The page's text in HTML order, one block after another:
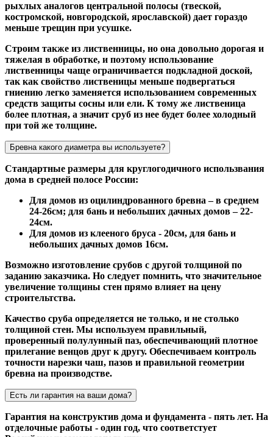
рыхлых аналогов центральной полосы (твеской,
костромской, новгородской, ярославской) дает гораздо
меньше трещин при усушке.
Строим также из лиственницы, но она довольно дорогая и
тяжелая в обработке, и поэтому использование
лиственницы чаще ограничивается подкладной доской,
так как свойство лиственицы меньше подвергаться
гниению легко заменяется использованием современных
средств защиты сосны или ели. К тому же лиственица
более плотная, а значит сруб из нее будет более холодный
при той же толщине.
Бревна какого диаметра вы используете?
Стандартные размеры для круглогодичного использвания
дома в средней полосе России:
Для домов из оцилиндрованного бревна – в среднем
24-26см; для бань и небольших дачных домов – 22-
24см.
Для домов из клееного бруса - 20см, для бань и
небольших дачных домов 16см.
Возможно изготовление срубов с другой толщиной по
заданию заказчика. Но следует помнить, что значительное
увеличение толщины стен прямо влияет на цену
строительтства.
Качество сруба определяется не только, и не столько
толщиной стен. Мы используем правильный,
проверенный полулунный паз, обеспечивающий плотное
прилегание венцов друг к другу. Обеспечиваем контроль
точности нарезки чаш, пазов и правильной геометрии
бревна на производстве.
Есть ли гарантия на ваши дома?
Гарантия на конструктив дома и фундамента - пять лет. На
отделочные работы - один год, что соответстует